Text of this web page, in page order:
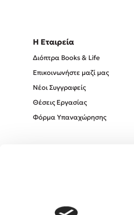
Η Εταιρεία
Διόπτρα Books & Life
Επικοινωνήστε μαζί μας
Νέοι Συγγραφείς
Θέσεις Εργασίας
Φόρμα Υπαναχώρησης